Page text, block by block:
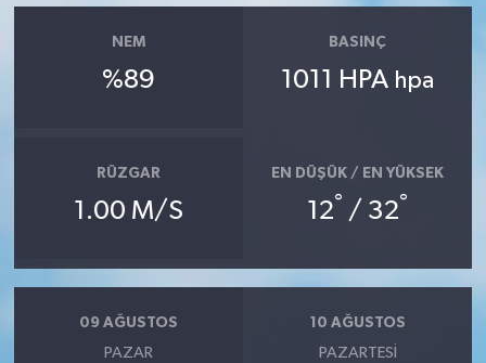
NEM
%89
BASINÇ
1011 HPA hpa
RÜZGAR
1.00 M/S
EN DÜŞÜK / EN YÜKSEK
12° / 32°
09 AĞUSTOS
PAZAR
10 AĞUSTOS
PAZARTESI